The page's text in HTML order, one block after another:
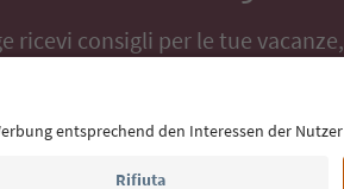
ricevi consigli per le tue vacanze,